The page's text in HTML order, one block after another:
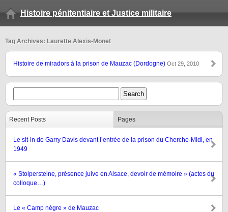
Histoire pénitentiaire et Justice militaire
Tag Archives: Laurette Alexis-Monet
Histoire de miradors à la prison de Mauzac (Dordogne) Oct 29, 2010
Recent Posts Pages
Le sit-in de Garry Davis devant l’entrée de la prison du Cherche-Midi, en
1949
« Stolpersteine, présence juive en Alsace, devoir de mémoire » (actes du
colloque…)
Le « Camp nègre » de Mauzac